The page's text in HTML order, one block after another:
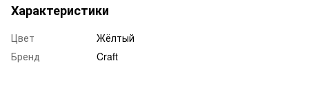
Характеристики
Цвет
Жёлтый
Бренд
Craft